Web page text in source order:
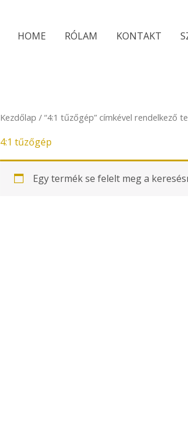
HOME RÓLAM KONTAKT
Kezdőlap / “4:1 tűzőgép” címkével rendelkező
4:1 tűzőgép
Egy termék se felelt meg a